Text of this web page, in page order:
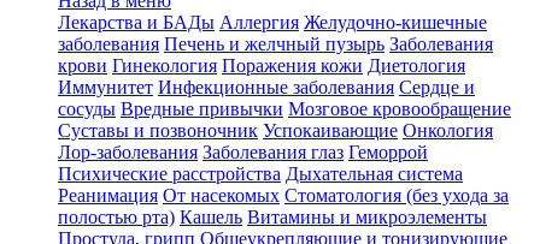
Лекарства и БАДы Аллергия Желудочно-кишечные
заболевания Печень и желчный пузырь Заболевания
крови Гинекология Поражения кожи Диетология
Иммунитет Инфекционные заболевания Сердце и
сосуды Вредные привычки Мозговое кровообращение
Суставы и позвоночник Успокаивающие Онкология
Лор-заболевания Заболевания глаз Геморрой
Психические расстройства Дыхательная система
Реанимация От насекомых Стоматология (без ухода за
полостью рта) Кашель Витамины и микроэлементы
Простуда, грипп Общеукрепляющие и тонизирующие